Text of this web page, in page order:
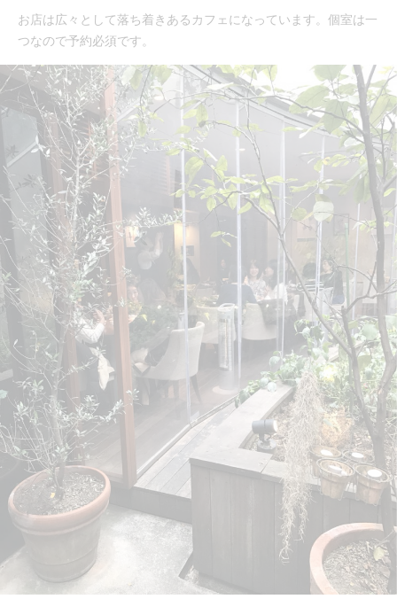
お店は広々として落ち着きあるカフェになっています。個室は一
つなので予約必須です。